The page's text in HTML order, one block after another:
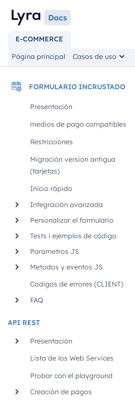
Docs
E-COMMERCE
Página principal
Casos de uso
FORMULARIO INCRUSTADO
Presentación
medios de pago compatibles
Restricciones
Migración version antigua
(tarjetas)
Inicio rápido
Integración avanzada
Personalizar el formulario
Tests i ejemplos de código
Parametros JS
Metodos y eventos JS
Codigos de errores (CLIENT)
FAQ
API REST
Presentación
Lista de los Web Services
Probar con el playground
Creación de pagos